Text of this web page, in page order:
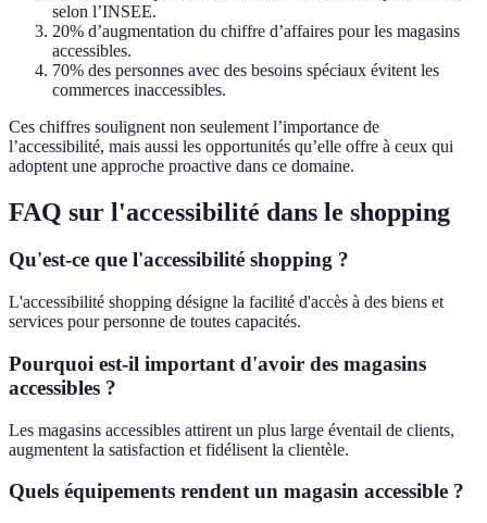
selon l’INSEE.
20% d’augmentation du chiffre d’affaires pour les magasins
accessibles.
70% des personnes avec des besoins spéciaux évitent les
commerces inaccessibles.
Ces chiffres soulignent non seulement l’importance de
l’accessibilité, mais aussi les opportunités qu’elle offre à ceux qui
adoptent une approche proactive dans ce domaine.
FAQ sur l'accessibilité dans le shopping
Qu'est-ce que l'accessibilité shopping ?
L'accessibilité shopping désigne la facilité d'accès à des biens et
services pour personne de toutes capacités.
Pourquoi est-il important d'avoir des magasins
accessibles ?
Les magasins accessibles attirent un plus large éventail de clients,
augmentent la satisfaction et fidélisent la clientèle.
Quels équipements rendent un magasin accessible ?